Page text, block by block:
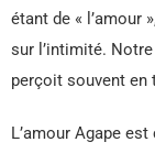
étant de « l’amour
sur l’intimité.
perçoit souvent en
L’amour Agape